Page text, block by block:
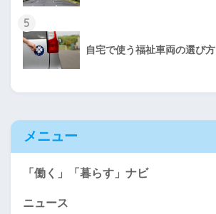
5
自宅で使う福祉車両の選び方
メニュー
「働く」「暮らす」ナビ
ニュース